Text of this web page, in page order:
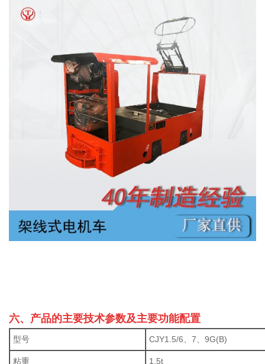
六、产品的主要技术参数及主要功能配置
型号 CJY1.5/6、7、9G(B)
粘重 1.5t